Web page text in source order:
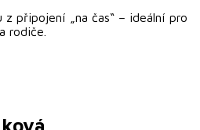
připojení „na čas“ – ideální pro
rodiče.